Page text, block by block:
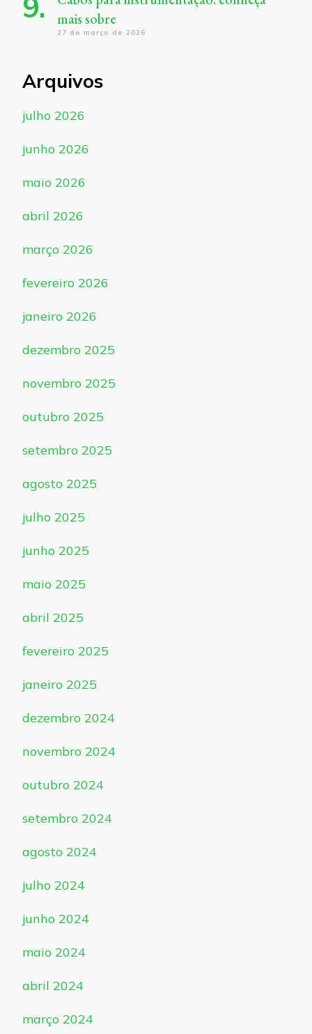
mais sobre
27 de março de 2026
Arquivos
julho 2026
junho 2026
maio 2026
abril 2026
março 2026
fevereiro 2026
janeiro 2026
dezembro 2025
novembro 2025
outubro 2025
setembro 2025
agosto 2025
julho 2025
junho 2025
maio 2025
abril 2025
fevereiro 2025
janeiro 2025
dezembro 2024
novembro 2024
outubro 2024
setembro 2024
agosto 2024
julho 2024
junho 2024
maio 2024
abril 2024
março 2024